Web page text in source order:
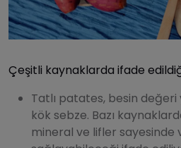
Çeşitli kaynaklarda ifade
Tatlı patates, besin
kök sebze. Bazı
mineral ve lifler sayesinde